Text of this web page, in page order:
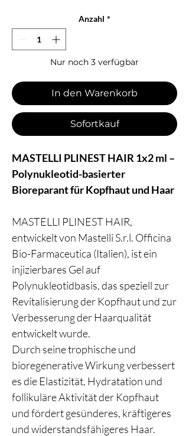
Anzahl *
Nur noch 3 verfügbar
In den Warenkorb
Sofortkauf
MASTELLI PLINEST HAIR 1x2 ml –
Polynukleotid-basierter
Bioreparant für Kopfhaut und Haar
MASTELLI PLINEST HAIR,
entwickelt von Mastelli S.r.l. Officina
Bio-Farmaceutica (Italien), ist ein
injizierbares Gel auf
Polynukleotidbasis, das speziell zur
Revitalisierung der Kopfhaut und zur
Verbesserung der Haarqualität
entwickelt wurde.
Durch seine trophische und
bioregenerative Wirkung verbessert
es die Elastizität, Hydratation und
follikuläre Aktivität der Kopfhaut
und fördert gesünderes, kräftigeres
und widerstandsfähigeres Haar.